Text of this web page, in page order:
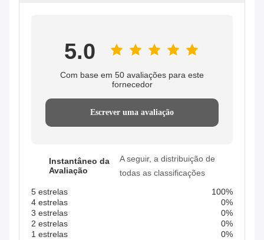
5.0
Com base em 50 avaliações para este
fornecedor
Escrever uma avaliação
Instantâneo da
Avaliação
A seguir, a distribuição de
todas as classificações
5 estrelas
100%
4 estrelas
0%
3 estrelas
0%
2 estrelas
0%
1 estrelas
0%